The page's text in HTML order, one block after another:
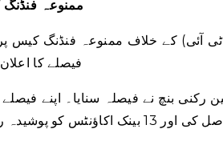
ممنوعہ
ٹی آئی) کے خلاف ممنوعہ فنڈنگ ​​کیس
فیصلے کا
بنچ نے فیصلہ سنایا۔ اپنے فیصلے
پوشیدہ رکھا۔